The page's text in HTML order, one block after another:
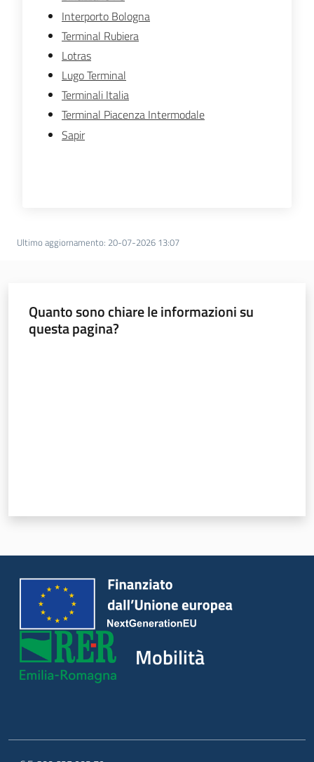
Interporto Bologna
Terminal Rubiera
Lotras
Lugo Terminal
Terminali Italia
Terminal Piacenza Intermodale
Sapir
Ultimo aggiornamento: 20-07-2026 13:07
Quanto sono chiare le informazioni su
questa pagina?
Mobilità